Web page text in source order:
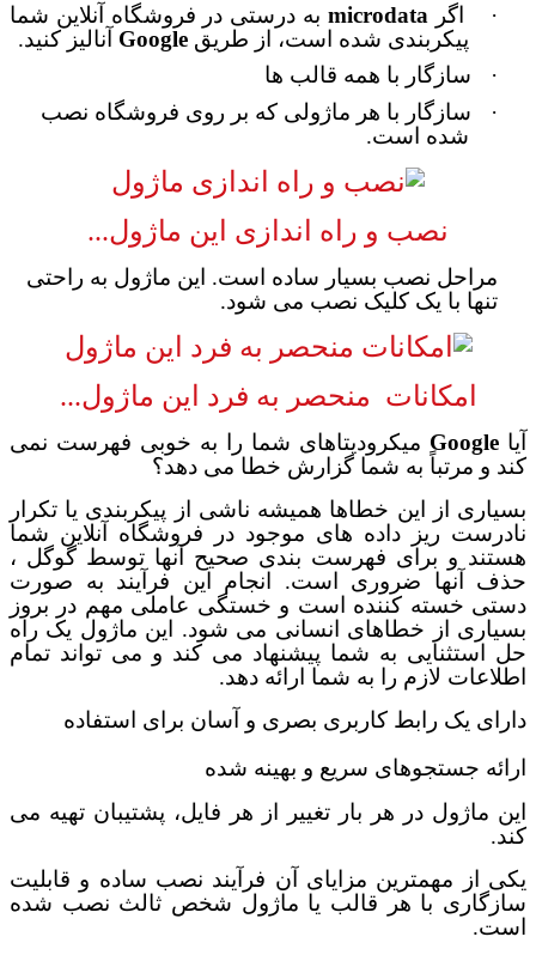
·
اگر microdata به درستی در فروشگاه آنلاین شما
پیکربندی شده است، از طریق Google آنالیز کنید.
·
سازگار با همه قالب ها
·
سازگار با هر ماژولی که بر روی فروشگاه نصب
شده است.
نصب و راه اندازی این ماژول...
مراحل نصب بسیار ساده است. این ماژول به راحتی
تنها با یک کلیک نصب می شود.
امکانات منحصر به فرد این ماژول...
آیا Google میکرودیتاهای شما را به خوبی فهرست نمی
کند و مرتباً به شما گزارش خطا می دهد؟
بسیاری از این خطاها همیشه ناشی از پیکربندی یا تکرار
نادرست ریز داده های موجود در فروشگاه آنلاین شما
هستند و برای فهرست بندی صحیح آنها توسط گوگل ،
حذف آنها ضروری است.
انجام این فرآیند به صورت
دستی خسته کننده است و خستگی عاملی مهم در بروز
بسیاری از خطاهای انسانی می شود. این ماژول یک راه
حل استثنایی به شما پیشنهاد می کند و می تواند تمام
اطلاعات لازم را به شما ارائه دهد.
دارای یک رابط کاربری بصری و آسان برای استفاده
ارائه جستجوهای سریع و بهینه شده
این ماژول در هر بار تغییر از هر فایل، پشتیبان تهیه می
کند.
یکی از مهمترین مزایای آن فرآیند نصب ساده و قابلیت
سازگاری با هر قالب یا ماژول شخص ثالث نصب شده
است.